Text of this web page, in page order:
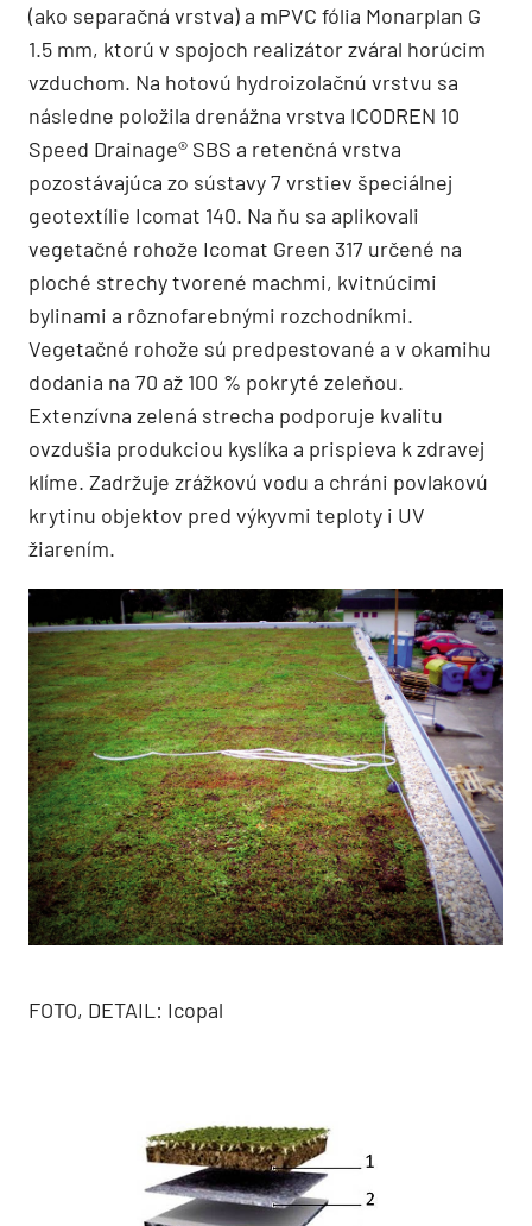
(ako separačná vrstva) a mPVC fólia Monarplan G
1.5 mm, ktorú v spojoch realizátor zváral horúcim
vzduchom. Na hotovú hydroizolačnú vrstvu sa
následne položila drenážna vrstva ICODREN 10
Speed Drainage® SBS a retenčná vrstva
pozostávajúca zo sústavy 7 vrstiev špeciálnej
geotextílie Icomat 140. Na ňu sa aplikovali
vegetačné rohože Icomat Green 317 určené na
ploché strechy tvorené machmi, kvitnúcimi
bylinami a rôznofarebnými rozchodníkmi.
Vegetačné rohože sú predpestované a v okamihu
dodania na 70 až 100 % pokryté zeleňou.
Extenzívna zelená strecha podporuje kvalitu
ovzdušia produkciou kyslíka a prispieva k zdravej
klíme. Zadržuje zrážkovú vodu a chráni povlakovú
krytinu objektov pred výkyvmi teploty i UV
žiarením.
FOTO, DETAIL: Icopal